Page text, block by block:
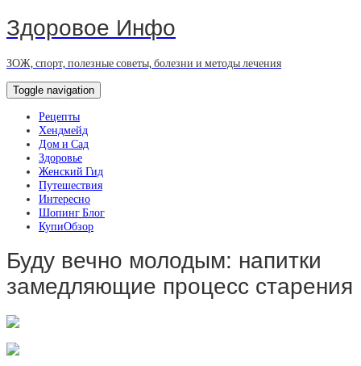
Здоровое Инфо
ЗОЖ, спорт, полезные советы, болезни и методы лечения
Toggle navigation
Рецепты
Хендмейд
Дом и Сад
Здоровье
Женский Гид
Путешествия
Интересно
Шопинг Блог
КупиОбзор
Буду вечно молодым: напитки
замедляющие процесс старения